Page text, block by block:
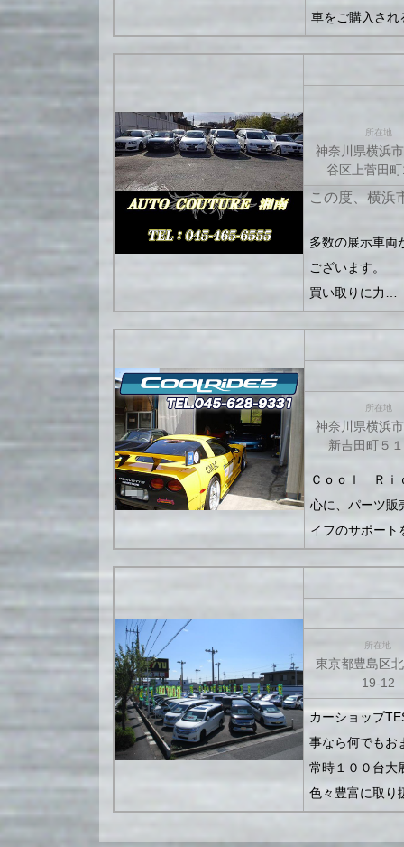
車をご購入さ
所在地
神奈川県横浜
谷区上菅田
この度、横浜
多数の展示車両
ございます。
買い取りに力…
所在地
神奈川県横浜
新吉田町５
Ｃｏｏｌ Ｒｉ
心に、パーツ販
イフのサポー
所在地
東京都豊島区
19-12
カーショップ
事なら何でもお
常時１００台大
色々豊富に取